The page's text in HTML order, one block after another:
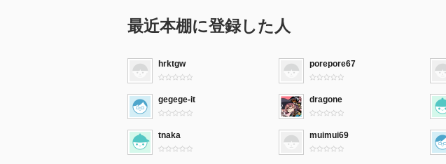
最近本棚に登録した人
hrktgw porepore67
gegege-it dragone
tnaka muimui69